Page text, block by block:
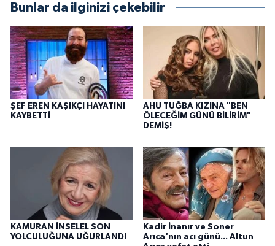
Bunlar da ilginizi çekebilir
ŞEF EREN KAŞIKÇI HAYATINI
KAYBETTİ
AHU TUĞBA KIZINA "BEN
ÖLECEĞİM GÜNÜ BİLİRİM"
DEMİŞ!
KAMURAN İNSELEL SON
YOLCULUĞUNA UĞURLANDI
Kadir İnanır ve Soner
Arıca'nın acı günü... Altun